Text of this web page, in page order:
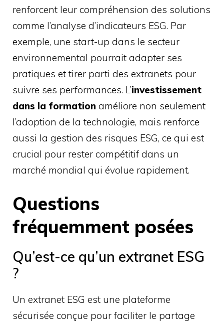
renforcent leur compréhension des solutions
comme l’analyse d’indicateurs ESG. Par
exemple, une start-up dans le secteur
environnemental pourrait adapter ses
pratiques et tirer parti des extranets pour
suivre ses performances. L’investissement
dans la formation améliore non seulement
l’adoption de la technologie, mais renforce
aussi la gestion des risques ESG, ce qui est
crucial pour rester compétitif dans un
marché mondial qui évolue rapidement.
Questions
fréquemment posées
Qu’est-ce qu’un extranet ESG
?
Un extranet ESG est une plateforme
sécurisée conçue pour faciliter le partage